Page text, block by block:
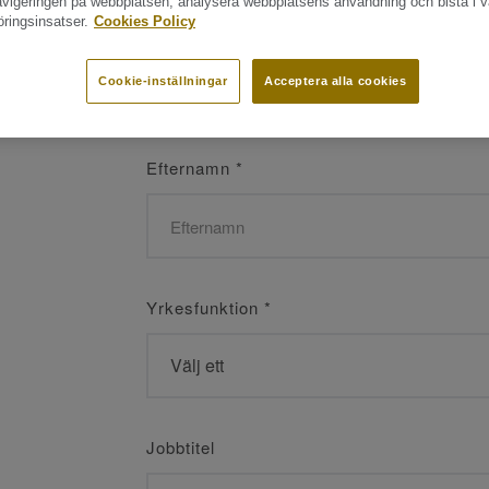
Namn
Efternamn *
Yrkesfunktion *
Jobbtitel
Cookies Policy
Acceptera alla cookies
Cookie-inställningar